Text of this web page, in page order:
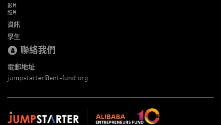
影片
照片
資訊
學生
聯絡我們
電郵地址
jumpstarter@ent-fund.org